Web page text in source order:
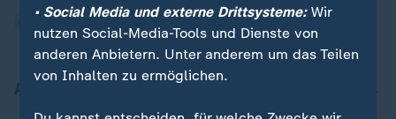
• Social Media und externe Drittsysteme:Wir
nutzen Social-Media-Tools und Dienste von
anderen Anbietern. Unter anderem um das Teilen
von Inhalten zu ermöglichen.